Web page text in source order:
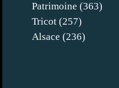
Patrimoine (363)
Tricot (257)
Alsace (236)